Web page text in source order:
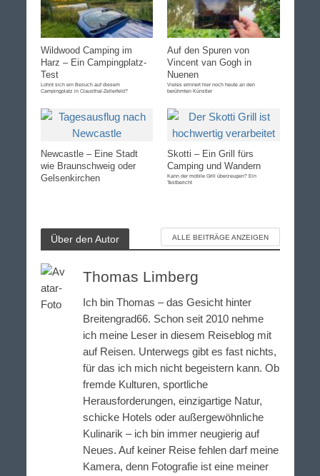
Wildwood Camping im
Harz – Ein Campingplatz-
Test
Lohnt sich ein Besuch auf diesem
Campingplatz in Clausthal-Zellerfeld?
Auf den Spuren von
Vincent van Gogh in
Nuenen
Vieles erinnert hier noch heute an den
berühmten Künstler
Newcastle – Eine Stadt
wie Braunschweig oder
Gelsenkirchen
Skotti – Ein Grill fürs
Camping und Wandern
Kann der mobile Grill überzeugen? Ein
Testbericht
Über den Autor ALLE BEITRÄGE ANZEIGEN
Thomas Limberg
Ich bin Thomas – das Gesicht hinter
Breitengrad66. Schon seit 2010 nehme
ich meine Leser in diesem Reiseblog mit
auf Reisen. Unterwegs gibt es fast nichts,
für das ich mich nicht begeistern kann. Ob
fremde Kulturen, sportliche
Herausforderungen, einzigartige Natur,
schicke Hotels oder außergewöhnliche
Kulinarik – ich bin immer neugierig auf
Neues. Auf keiner Reise fehlen darf meine
Kamera, denn Fotografie ist eine meiner